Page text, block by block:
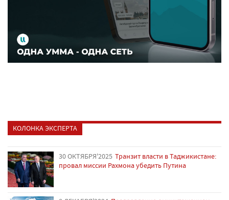
КОЛОНКА ЭКСПЕРТА
30 ОКТЯБРЯ'2025 Транзит власти в Таджикистане:
провал миссии Рахмона убедить Путина